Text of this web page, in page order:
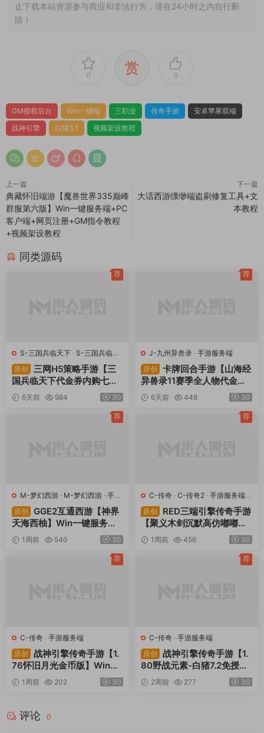
止下载本站资源参与商业和非法行为，请在24小时之内自行删
除！
0 赏 0
GM授权后台 Win一键端 三职业 传奇手游
安卓苹果双端
战神引擎
白猪3.1 视频架设教程
上一篇
典藏怀旧端游【魔兽世界335巅峰
群服第六版】Win一键服务端+PC
客户端+网页注册+GM指令教程
+视频架设教程
下一篇
大话西游缥缈端盗刷修复工具+文
本教程
同类源码
S-三国兵临天下 · S-三国兵临天
下· 手游服务端· 页游服务端
原创
三网H5策略手游【三
国兵临天下代金券内购七合
修复版】Linux手工服务端
+管理后台+GM授权后台
+简易安卓客户端+视频架设
6天前 984 30
荐
J-九州异兽录 · 手游服务端
原创
卡牌回合手游【山海经
异兽录11赛季全人物代金券
内购版】Win一键服务端+授
权GM后台+管理后台+热更
修改工具+安卓+视频架设教
6天前 448 30
荐
M-梦幻西游 · M-梦幻西游 · 手游
服务端
端游服务端
原创
GGE2互通西游【神界
天海西柚】Win一键服务端
+安卓苹果PC三端+内置GM
工具+全套源码+视频架设教
1周前 540 30
荐
C-传奇 · C-传奇2 · 手游服务端·
端游服务端
原创
RED三端引擎传奇手游
【聚义木剑沉默高仿嘟嘟沉
默】Win一键服务端+安卓苹
果PC三端+视频架设教程
1周前 456 30
荐
C-传奇 · 手游服务端
原创
战神引擎传奇手游【1.
76怀旧月光金币版】Win一
键服务端+安卓苹果双端+G
M授权物品后台+视频架设教
1周前 202 30
荐
C-传奇 · 手游服务端
原创
战神引擎传奇手游【1.
80野战元素-白猪7.2免授
权】Win一键服务端+安卓+
GM授权物品后台+视频架设
2周前 277 30
荐
评论 0